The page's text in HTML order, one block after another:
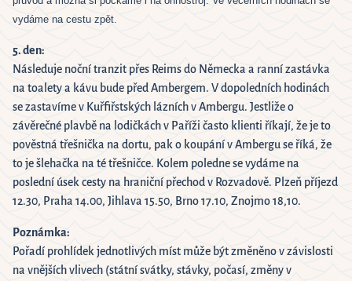
vydáme na cestu zpět.
5. den:
Následuje noční tranzit přes Reims do Německa a ranní zastávka
na toalety a kávu bude před Ambergem. V dopoledních hodinách
se zastavíme v Kuřfiřstských lázních v Ambergu. Jestliže o
závěrečné plavbě na lodičkách v Paříži často klienti říkají, že je to
pověstná třešnička na dortu, pak o koupání v Ambergu se říká, že
to je šlehačka na té třešničce. Kolem poledne se vydáme na
poslední úsek cesty na hraniční přechod v Rozvadově. Plzeň příjezd
12.30, Praha 14.00, Jihlava 15.50, Brno 17.10, Znojmo 18,10.
Poznámka:
Pořadí prohlídek jednotlivých míst může být změněno v závislosti
na vnějších vlivech (státní svátky, stávky, počasí, změny v